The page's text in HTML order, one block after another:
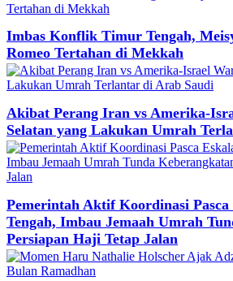
Imbas Konflik Timur Tengah,
Romeo Tertahan di Mekkah
Akibat Perang Iran vs Amerika-
Selatan yang Lakukan Umrah
Pemerintah Aktif Koordinasi
Tengah, Imbau Jemaah Umrah
Persiapan Haji Tetap Jalan